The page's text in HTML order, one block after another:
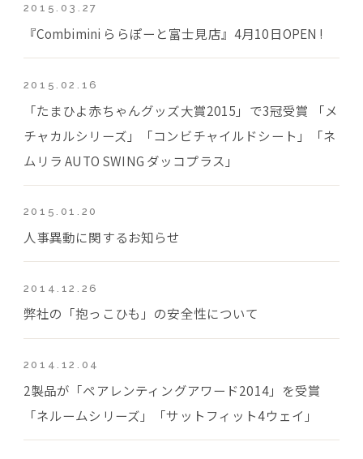
2015.03.27
『Combimini ららぽーと富士見店』4月10日OPEN !
2015.02.16
「たまひよ赤ちゃんグッズ大賞2015」で3冠受賞 「メ
チャカルシリーズ」「コンビチャイルドシート」「ネ
ムリラ AUTO SWING ダッコプラス」
2015.01.20
人事異動に関するお知らせ
2014.12.26
弊社の「抱っこひも」の安全性について
2014.12.04
2製品が「ペアレンティングアワード2014」を受賞
「ネルームシリーズ」「サットフィット4ウェイ」